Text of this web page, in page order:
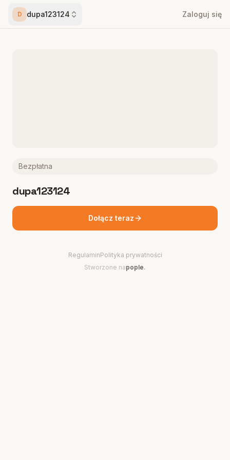
D dupa123124 Zaloguj się
Bezpłatna
dupa123124
Dołącz teraz
RegulaminPolityka prywatności
Stworzone napople.